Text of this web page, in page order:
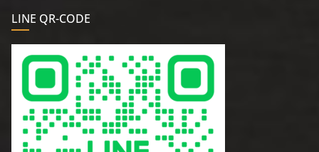
LINE QR-CODE